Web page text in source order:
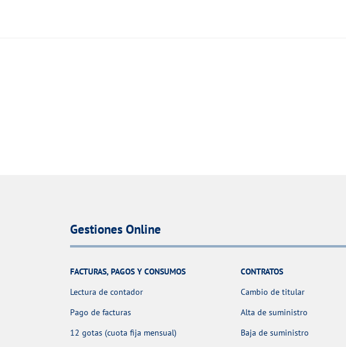
Gestiones Online
FACTURAS, PAGOS Y CONSUMOS
Lectura de contador
Pago de facturas
12 gotas (cuota fija mensual)
CONTRATOS
Cambio de titular
Alta de suministro
Baja de suministro